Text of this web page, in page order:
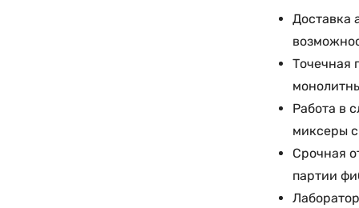
Доставка
Точечная
Работа в
миксеры
Срочная
партии